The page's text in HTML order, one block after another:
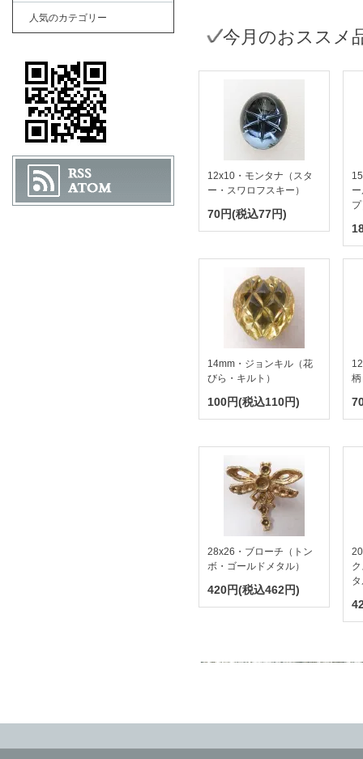
今月のおススメ
12x10・モンタナ（スタ
ー・スワロフスキー）
70円(税込77円)
14mm・ジョンキル（花
びら・キルト）
100円(税込110円)
28x26・ブローチ（トン
ボ・ゴールドメタル）
420円(税込462円)
人気のカテゴリー